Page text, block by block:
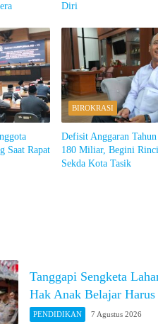
Diri
Saat Rapat
BIROKRASI
Defisit Anggaran
180 Miliar, Begini
Sekda Kota Tasik
Tanggapi Sengketa
Hak Anak Belajar
PENDIDIKAN 7 Agustus 2026